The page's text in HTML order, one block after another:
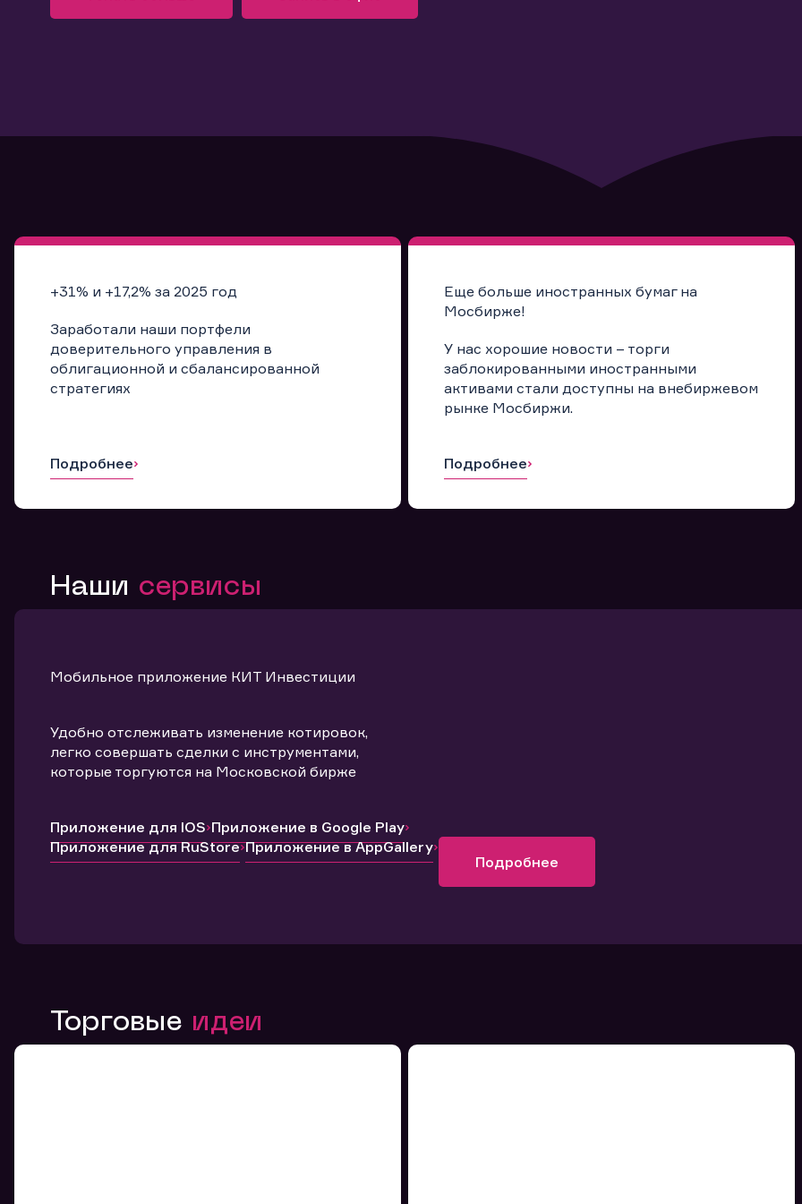
+31% и +17,2% за 2025 год
Заработали наши портфели
доверительного управления в
облигационной и сбалансированной
стратегиях
Подробнее
Еще больше иностранных бумаг на
Мосбирже!
У нас хорошие новости – торги
заблокированными иностранными
активами стали доступны на внебиржевом
рынке Мосбиржи.
Подробнее
Наши сервисы
Мобильное приложение КИТ Инвестиции
Удобно отслеживать изменение котировок,
легко совершать сделки с инструментами,
которые торгуются на Московской бирже
Приложение для IOS Приложение в Google Play
Приложение для RuStore Приложение в AppGallery
Подробнее
Торговые идеи